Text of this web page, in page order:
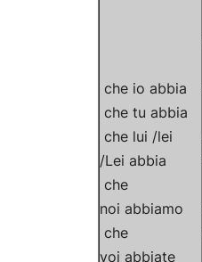
che io abbia
che tu abbia
che lui /lei
/Lei abbia
che
noi abbiamo
che
voi abbiate